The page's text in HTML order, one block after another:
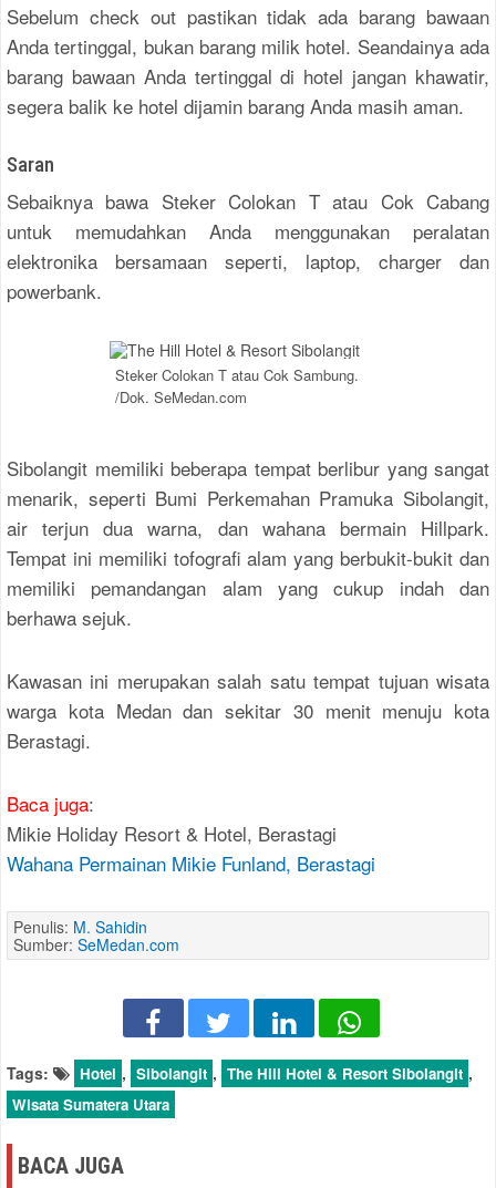
Sebelum check out pastikan tidak ada barang bawaan
Anda tertinggal, bukan barang milik hotel. Seandainya ada
barang bawaan Anda tertinggal di hotel jangan khawatir,
segera balik ke hotel dijamin barang Anda masih aman.
Saran
Sebaiknya bawa Steker Colokan T atau Cok Cabang
untuk memudahkan Anda menggunakan peralatan
elektronika bersamaan seperti, laptop, charger dan
powerbank.
Steker Colokan T atau Cok Sambung.
/Dok. SeMedan.com
Sibolangit memiliki beberapa tempat berlibur yang sangat
menarik, seperti Bumi Perkemahan Pramuka Sibolangit,
air terjun dua warna, dan wahana bermain Hillpark.
Tempat ini memiliki tofografi alam yang berbukit-bukit dan
memiliki pemandangan alam yang cukup indah dan
berhawa sejuk.
Kawasan ini merupakan salah satu tempat tujuan wisata
warga kota Medan dan sekitar 30 menit menuju kota
Berastagi.
Baca juga:
Mikie Holiday Resort & Hotel, Berastagi
Wahana Permainan Mikie Funland, Berastagi
Penulis: M. Sahidin
Sumber: SeMedan.com
Tags: Hotel , Sibolangit , The Hill Hotel & Resort Sibolangit ,
Wisata Sumatera Utara
BACA JUGA